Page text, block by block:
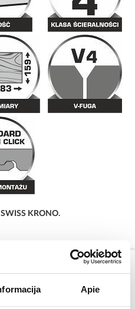
Apie
KRONO.